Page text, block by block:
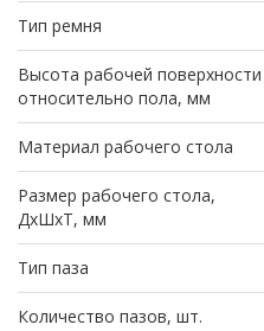
Тип ремня
Высота рабочей поверхности
относительно пола, мм
Материал рабочего стола
Размер рабочего стола,
ДхШхТ, мм
Тип паза
Количество пазов, шт.